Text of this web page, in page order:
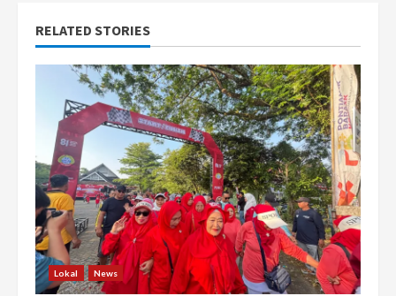
u
e
a
d
i
n
RELATED STORIES
Lokal News